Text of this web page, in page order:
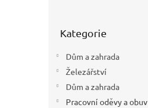
kategorie
Kategorie
Dům a zahrada
Železářství
Dům a zahrada
Pracovní oděvy a obuv